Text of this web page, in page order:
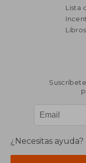
Lista
¿Necesitas ayuda?